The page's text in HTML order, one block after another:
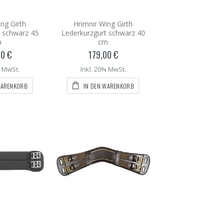
Girth
45
€
MwSt.
Hrimnir Wing Girth
Lederkurzgurt schwarz 40
cm
179,00 €
Inkl. 20% MwSt.
IN DEN WARENKORB